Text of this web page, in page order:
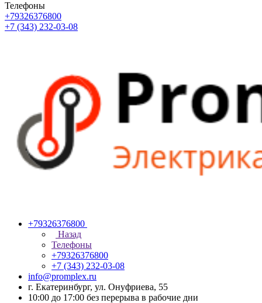
Телефоны
+79326376800
+7 (343) 232-03-08
+79326376800
Назад
Телефоны
+79326376800
+7 (343) 232-03-08
info@promplex.ru
г. Екатеринбург, ул. Онуфриева, 55
10:00 до 17:00 без перерыва в рабочие дни